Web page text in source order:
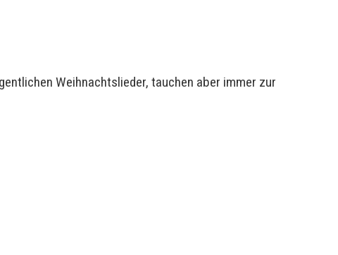
Weihnachtslieder, tauchen aber immer zur